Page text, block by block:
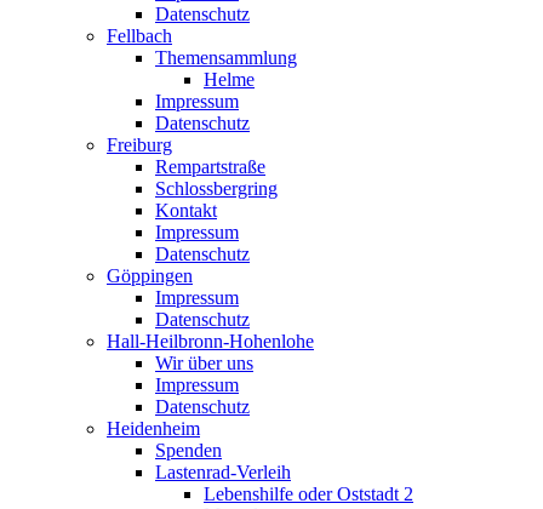
Datenschutz
Fellbach
Themensammlung
Helme
Impressum
Datenschutz
Freiburg
Rempartstraße
Schlossbergring
Kontakt
Impressum
Datenschutz
Göppingen
Impressum
Datenschutz
Hall-Heilbronn-Hohenlohe
Wir über uns
Impressum
Datenschutz
Heidenheim
Spenden
Lastenrad-Verleih
Lebenshilfe oder Oststadt 2